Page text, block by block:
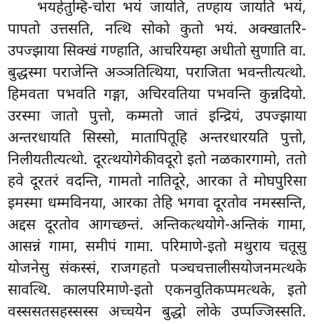
भयहेतुम्हि-चोरा भयं जायति, तण्हाय जायति भयं,
पापतो उत्तसति, नत्थि सोको कुतो भयं. अक्खातरि-
उपज्झाया सिक्खं गण्हाति, आचरियम्हा अधीतो सुणाति वा.
बुद्धस्मा पराजेन्ति अञ्ञतित्थिया, पराजिता भवन्तीत्यत्थो.
हिमवता पभवति गङ्गा, अचिरवतिया पभवन्ति कुन्नदियो.
उरस्मा जातो पुत्तो, कम्मतो जातं इन्द्रियं, उपज्झाया
अन्तरधायति सिस्सो, मातापितूहि अन्तरधारयति पुत्तो,
निलीयतीत्यत्थो. दूरत्थयोगेकीवदूरो इतो नळकारगामो, ततो
हवे दूरतरं वदन्ति, गामतो नातिदूरे, आरका ते मोघपुरिसा
इमस्मा धम्मविनया, आरका तेहि भगवा दूरतोव नमस्सन्ति,
अद्दस दूरतोव आगच्छन्तं. अन्तिकत्थयोगे-अन्तिकं गामा,
आसन्नं गामा, समीपं गामा. परिमाणे-इतो मथुराय चतूसु
योजनेसु संकस्सं, राजगहतो पञ्चचत्तालीसयोजनमत्थके
सावत्थि. कालपरिमाणे-इतो एकनवुतिकप्पमत्थके, इतो
वस्ससतसहस्सस्स अच्चयेन बुद्धो लोके उप्पज्जिस्सति.